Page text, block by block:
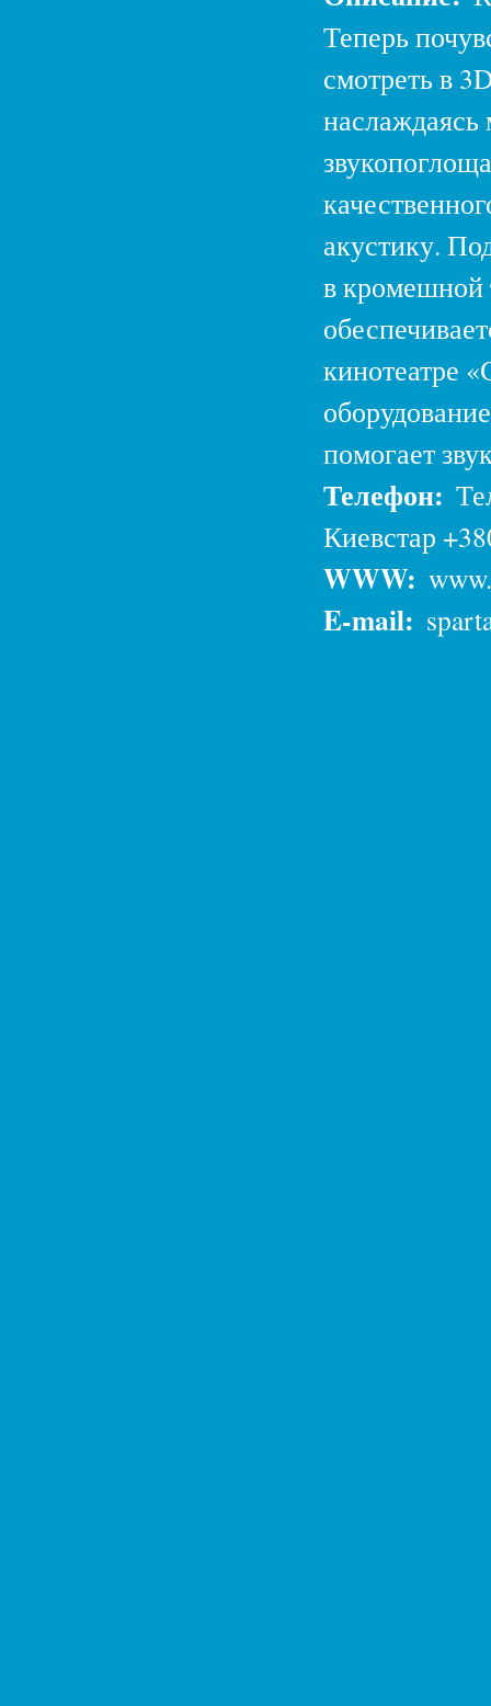
Теперь
смотреть в
наслаждаясь
акустику.
в кромешной
кинотеатре
помогает
Телефон:
Киевстар
WWW:
E-mail: